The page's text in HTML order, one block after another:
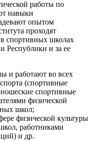
работы по
навыки
опытом
проходят
спортивных школах
Республики и за ее
и работают во всех
(спортивные
спортивные
физической
школ;
физической культуры
работниками
и др.